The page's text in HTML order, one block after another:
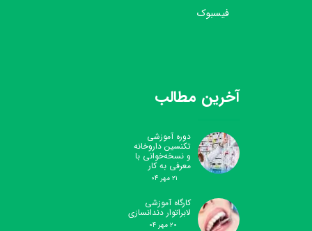
آخرین مطالب
دوره آموزشی
تکنسین داروخانه
و نسخه‌خوانی با
معرفی به کار
۲۱ مهر ۰۴
کارگاه آموزشی
لابراتوار دندانسازی
۲۰ مهر ۰۴
فیسبوک